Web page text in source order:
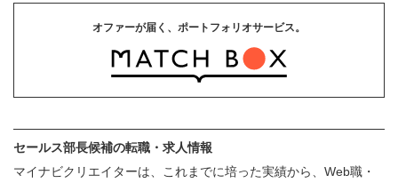
オファーが届く、ポートフォリオサービス。
セールス部長候補の転職・求人情報
マイナビクリエイターは、これまでに培った実績から、Web職・